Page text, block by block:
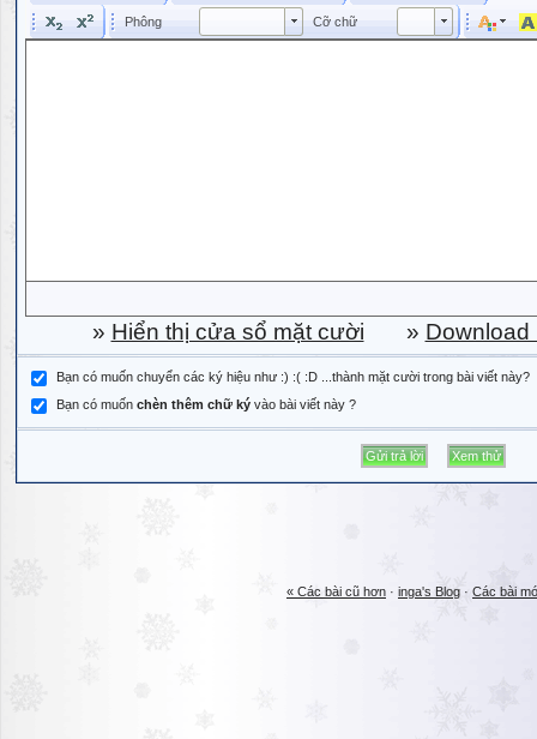
Phông Phông Cỡ chữ Kích cỡ phông
» Hiển thị cửa sổ mặt cười » Download
Bạn có muốn chuyển các ký hiệu như :) :( :D ...thành mặt cười trong bài viết này?
Bạn có muốn chèn thêm chữ ký vào bài viết này ?
« Các bài cũ hơn · inga's Blog · Các bài